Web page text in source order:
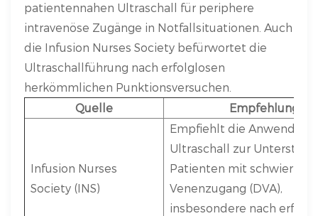
patientennahen Ultraschall für periphere
intravenöse Zugänge in Notfallsituationen. Auch
die Infusion Nurses Society befürwortet die
Ultraschallführung nach erfolglosen
herkömmlichen Punktionsversuchen.
Quelle
Empfehlung
Infusion Nurses
Society (INS)
Empfiehlt die Anwendung
Ultraschall zur
Patienten mit
Venenzugang (DVA),
insbesondere nach